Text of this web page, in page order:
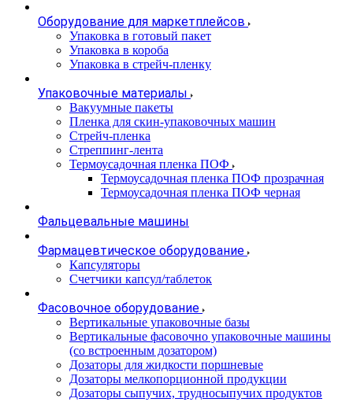
Оборудование для маркетплейсов
Упаковка в готовый пакет
Упаковка в короба
Упаковка в стрейч-пленку
Упаковочные материалы
Вакуумные пакеты
Пленка для скин-упаковочных машин
Стрейч-пленка
Стреппинг-лента
Термоусадочная пленка ПОФ
Термоусадочная пленка ПОФ прозрачная
Термоусадочная пленка ПОФ черная
Фальцевальные машины
Фармацевтическое оборудование
Капсуляторы
Счетчики капсул/таблеток
Фасовочноe оборудование
Вертикальные упаковочные базы
Вертикальные фасовочно упаковочные машины
(со встроенным дозатором)
Дозаторы для жидкости поршневые
Дозаторы мелкопорционной продукции
Дозаторы сыпучих, трудносыпучих продуктов